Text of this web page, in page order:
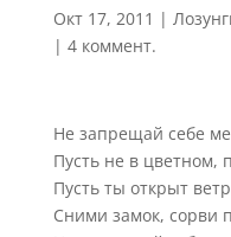
Окт 17, 2011 |
| 4 коммент.
Не запрещай себе
Пусть не в цветном,
Пусть ты открыт
Сними замок, сорви